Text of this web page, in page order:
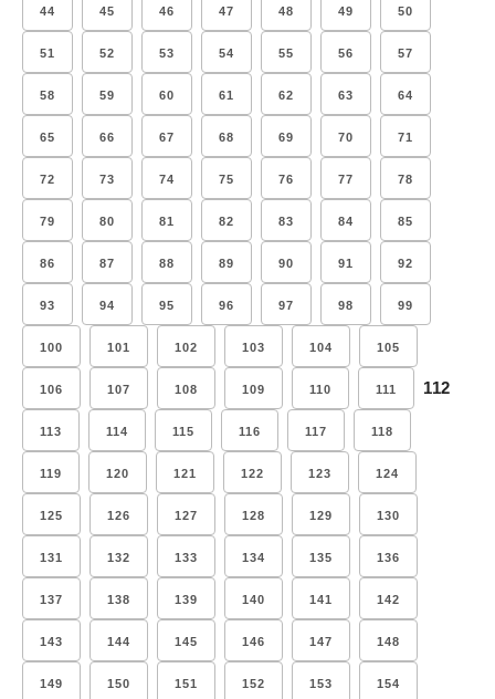
44 45 46 47 48 49 50
51 52 53 54 55 56 57
58 59 60 61 62 63 64
65 66 67 68 69 70 71
72 73 74 75 76 77 78
79 80 81 82 83 84 85
86 87 88 89 90 91 92
93 94 95 96 97 98 99
100 101 102 103 104 105
106 107 108 109 110 111 112
113 114 115 116 117 118
119 120 121 122 123 124
125 126 127 128 129 130
131 132 133 134 135 136
137 138 139 140 141 142
143 144 145 146 147 148
149 150 151 152 153 154